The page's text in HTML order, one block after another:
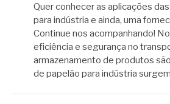
Quer conhecer as aplicações
para indústria e ainda, uma
Continue nos acompanhando!
eficiência e segurança no
armazenamento de produtos
de papelão para indústria